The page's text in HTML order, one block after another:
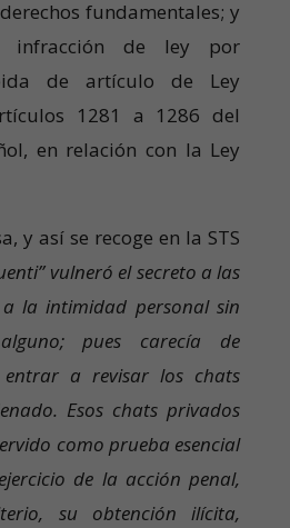
fundamentales; y
infracción de ley por
de artículo de Ley
1281 a 1286 del
en relación con la Ley
y así se recoge en la STS
vulneró el secreto a las
la intimidad personal sin
pues carecía de
a revisar los chats
Esos chats privados
como prueba esencial
de la acción penal,
su obtención ilícita,